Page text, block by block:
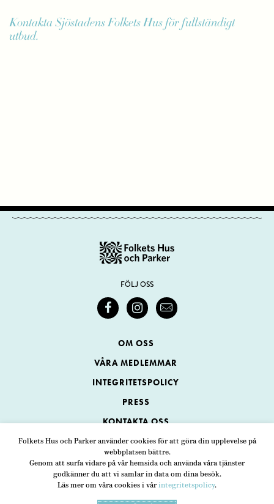
Folkets Hus och Parker använder cookies för att göra din upplevelse på
webbplatsen bättre.
Genom att surfa vidare på vår hemsida och använda våra tjänster
godkänner du att vi samlar in data om dina besök.
Läs mer om våra cookies i vår integritetspolicy.
Kontakta Sjöstadens Folkets Hus för fullständigt
utbud.
FÖLJ OSS
OM OSS
VÅRA MEDLEMMAR
INTEGRITETSPOLICY
PRESS
KONTAKTA OSS
Folkets Hus och Parker
ADRESS Swedenborgsgatan 1
118 48 Stockholm